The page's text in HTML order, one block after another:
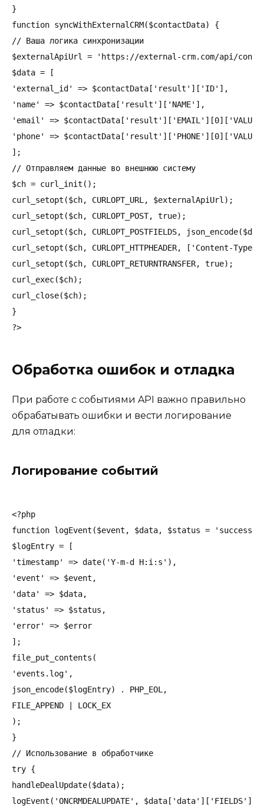
}
function syncWithExternalCRM($contactData) {
// Ваша логика синхронизации
$externalApiUrl = 'https://external-crm.com/api/
$data = [
'external_id' => $contactData['result']['ID'],
'name' => $contactData['result']['NAME'],
'email' =>
'phone' =>
];
// Отправляем данные во внешнюю систему
$ch = curl_init();
curl_setopt($ch, CURLOPT_URL, $externalApiUrl);
curl_setopt($ch, CURLOPT_POST, true);
curl_setopt($ch, CURLOPT_POSTFIELDS,
curl_setopt($ch, CURLOPT_HTTPHEADER, ['Content-
curl_setopt($ch, CURLOPT_RETURNTRANSFER, true);
curl_exec($ch);
curl_close($ch);
}
Обработка ошибок и отладка
При работе с событиями API важно правильно
обрабатывать ошибки и вести логирование
для отладки:
Логирование событий
<?php
function logEvent($event, $data, $status =
$logEntry = [
'timestamp' => date('Y-m-d H:i:s'),
'event' => $event,
'data' => $data,
'status' => $status,
'error' => $error
];
file_put_contents(
'events.log',
json_encode($logEntry) . PHP_EOL,
FILE_APPEND | LOCK_EX
);
}
// Использование в обработчике
try {
handleDealUpdate($data);
logEvent('ONCRMDEALUPDATE',